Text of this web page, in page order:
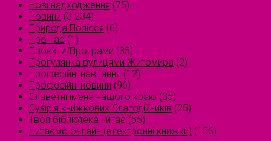
Нові надходження (75)
Новини (3 234)
Природа Полісся (6)
Про нас (1)
Проєкти/Програми (35)
Прогулянка вулицями Житомира (2)
Професійні навчання (12)
Професійні новини (96)
Славетні імена нашого краю (35)
Сузірʼя книжкових благодійників (25)
Твоя бібліотека читає (55)
Читаємо онлайн (електронні книжки) (156)